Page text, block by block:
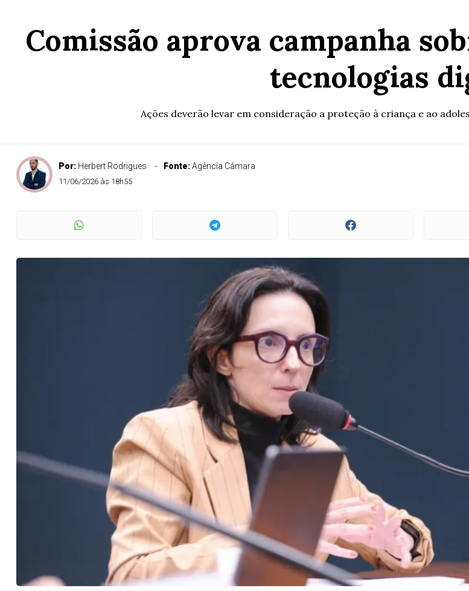
Comissão aprova campanha
tecnologias
Ações deverão levar em consideração a proteção à criança e ao
Por: Herbert Rodrigues Fonte:Agência Câmara
11/06/2026 às 18h55